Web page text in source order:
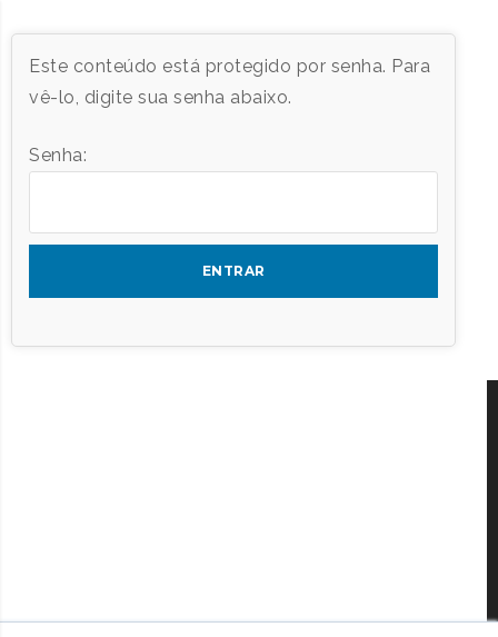
Este conteúdo está protegido por senha. Para
vê-lo, digite sua senha abaixo.
Senha: